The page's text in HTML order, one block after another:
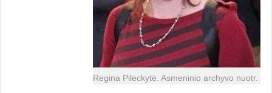
​Regina Pileckytė. Asmeninio archyvo nuotr. ​